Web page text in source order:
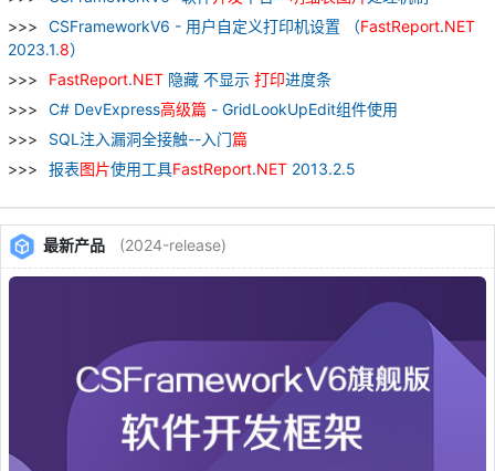
CSFrameworkV6 - 用户自定义打印机设置 （FastReport.NET
2023.1.8）
FastReport.NET 隐藏 不显示 打印进度条
C# DevExpress高级篇 - GridLookUpEdit组件使用
SQL注入漏洞全接触--入门篇
报表图片使用工具FastReport.NET 2013.2.5
最新产品 (2024-release)